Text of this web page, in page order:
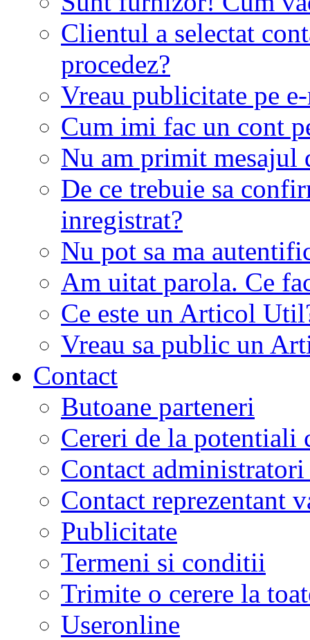
Clientul a selectat
procedez?
Vreau publicitate pe
Cum imi fac un cont
Nu am primit mesajul
De ce trebuie sa
inregistrat?
Nu pot sa ma
Am uitat parola. Ce
Ce este un Articol
Vreau sa public un
Contact
Butoane parteneri
Cereri de la potentiali
Contact
Contact reprezentant
Publicitate
Termeni si conditii
Trimite o cerere la
Useronline